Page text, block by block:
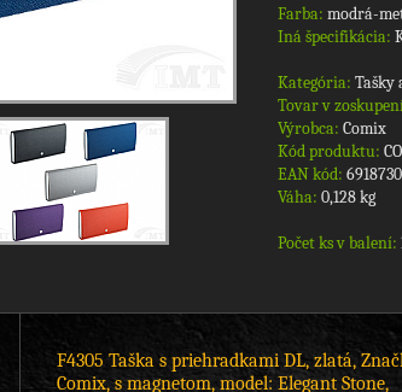
Farba: modrá-
Iná špecifikácia:
Kategória: Tašky
Tovar v
Výrobca: Comix
Kód produktu:
EAN kód:
Váha: 0,128 kg
Počet ks v balení:
F4305 Taška s priehradkami DL, zlatá,
Comix, s magnetom, model: Elegant Stone,